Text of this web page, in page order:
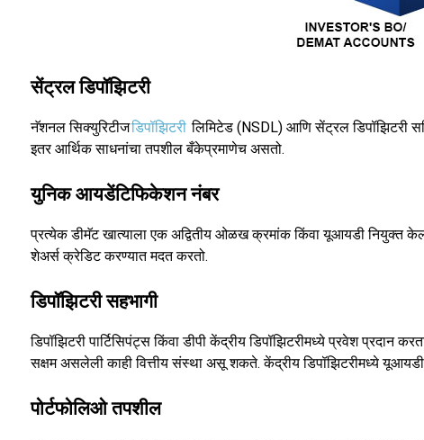
सेंट्रल डिपॉझिटरी
नॅशनल सिक्युरिटीजडिपॉझिटरी लिमिटेड (NSDL) आणि सेंट्रल डिपॉझिटरी
इतर आर्थिक साधनांचा तपशील बँकेप्रमाणेच असतो.
युनिक आयडेंटिफिकेशन नंबर
प्रत्येक डीमॅट खात्याला एक अद्वितीय ओळख क्रमांक किंवा यूआयडी नियुक्त
शेअर्स क्रेडिट करण्यात मदत करतो.
डिपॉझिटरी सहभागी
डिपॉझिटरी पार्टिसिपंट्स किंवा डीपी केंद्रीय डिपॉझिटरीमध्ये प्रवेश प्रदान
सक्षम असलेली काही वित्तीय संस्था असू शकते. केंद्रीय डिपॉझिटरीमध्ये
पोर्टफोलिओ तपशील